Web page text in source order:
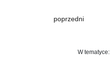
poprzedni
W tematyce: